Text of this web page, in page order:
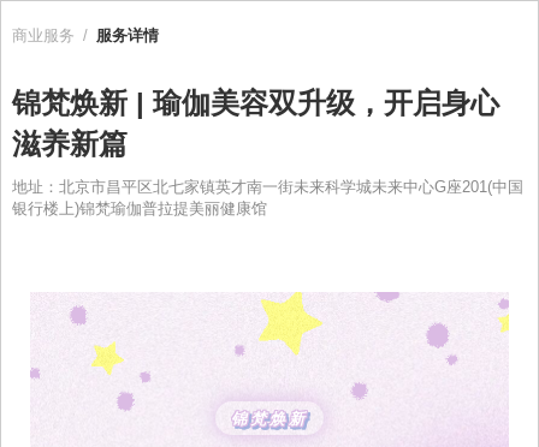
商业服务 / 服务详情
锦梵焕新 | 瑜伽美容双升级，开启身心
滋养新篇
地址：北京市昌平区北七家镇英才南一街未来科学城未来中心G座201(中国
银行楼上)锦梵瑜伽普拉提美丽健康馆
锦梵焕新